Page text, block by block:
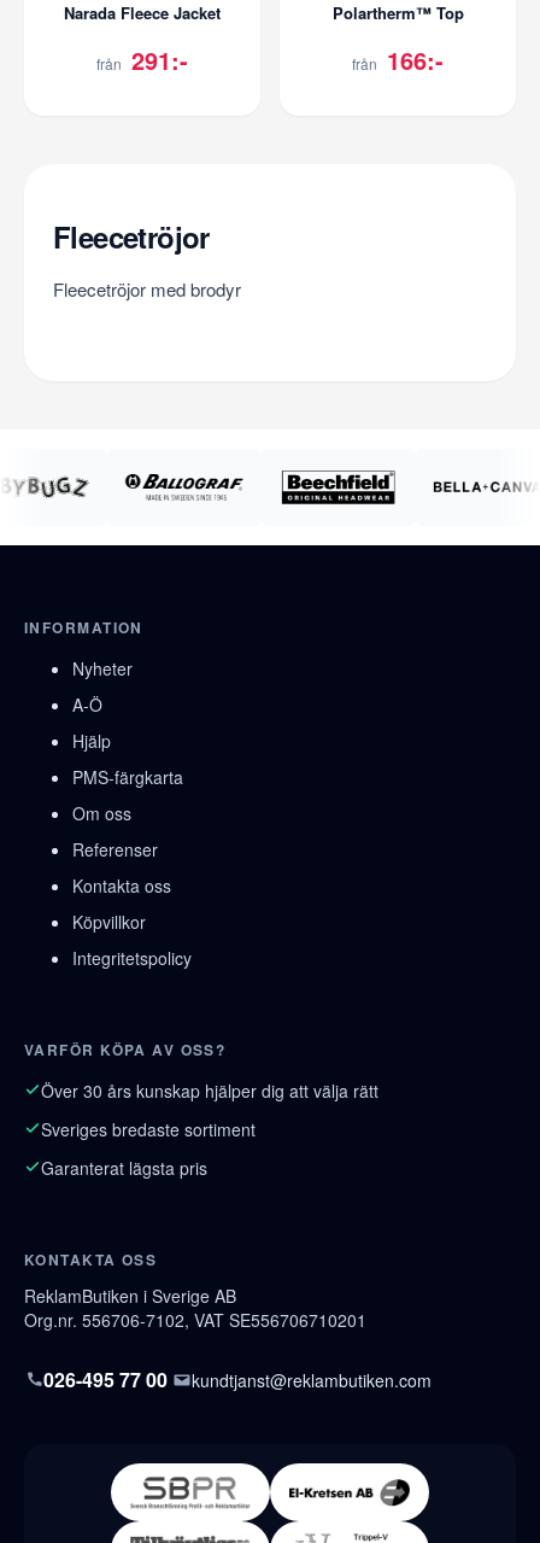
Narada Fleece Jacket
från 291:-
Polartherm™ Top
från 166:-
Fleecetröjor
Fleecetröjor med brodyr
INFORMATION
Nyheter
A-Ö
Hjälp
PMS-färgkarta
Om oss
Referenser
Kontakta oss
Köpvillkor
Integritetspolicy
VARFÖR KÖPA AV OSS?
Över 30 års kunskap hjälper dig att välja rätt
Sveriges bredaste sortiment
Garanterat lägsta pris
KONTAKTA OSS
ReklamButiken i Sverige AB
Org.nr. 556706-7102, VAT SE556706710201
026-495 77 00 kundtjanst@reklambutiken.com